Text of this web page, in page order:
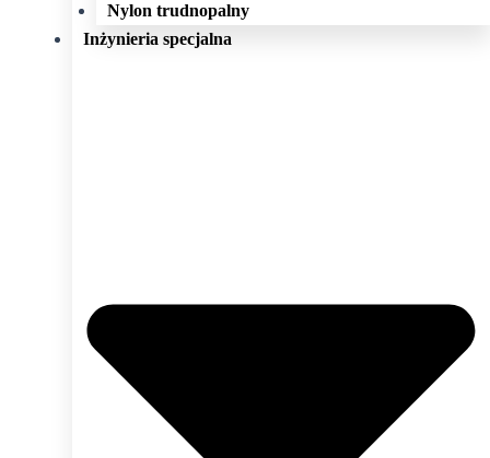
Nylon trudnopalny
Inżynieria specjalna